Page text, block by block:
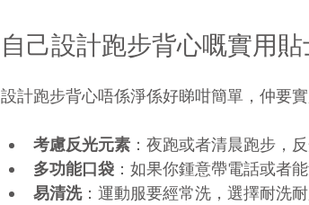
自己設計跑步背心嘅實用
設計跑步背心唔係淨係好睇咁簡單，仲要
考慮反光元素 ：夜跑或者清晨跑步，
多功能口袋 ：如果你鍾意帶電話或者
易清洗：運動服要經常洗，選擇耐洗耐